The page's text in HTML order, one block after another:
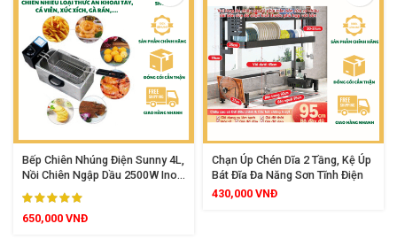
Bếp Chiên Nhúng Điện Sunny 4L,
Nồi Chiên Ngập Dầu 2500W Inox
Cao Cấp Điều Chỉnh Nhiệt Độ
Tiện Lợi
650,000 VNĐ
Chạn Úp Chén Dĩa 2 Tầng, Kệ Úp
Bát Đĩa Đa Năng Sơn Tĩnh Điện
430,000 VNĐ